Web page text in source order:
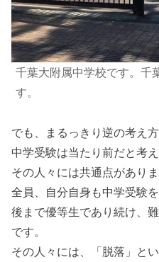
千葉大附属中学校です。 千
す。
でも、まるっきり逆の考え
中学受験は当たり前だと考
その人々には共通点がありま
全員、自分自身も中学受験
後まで優等生であり続け、
です。
その人々には、「脱落」と